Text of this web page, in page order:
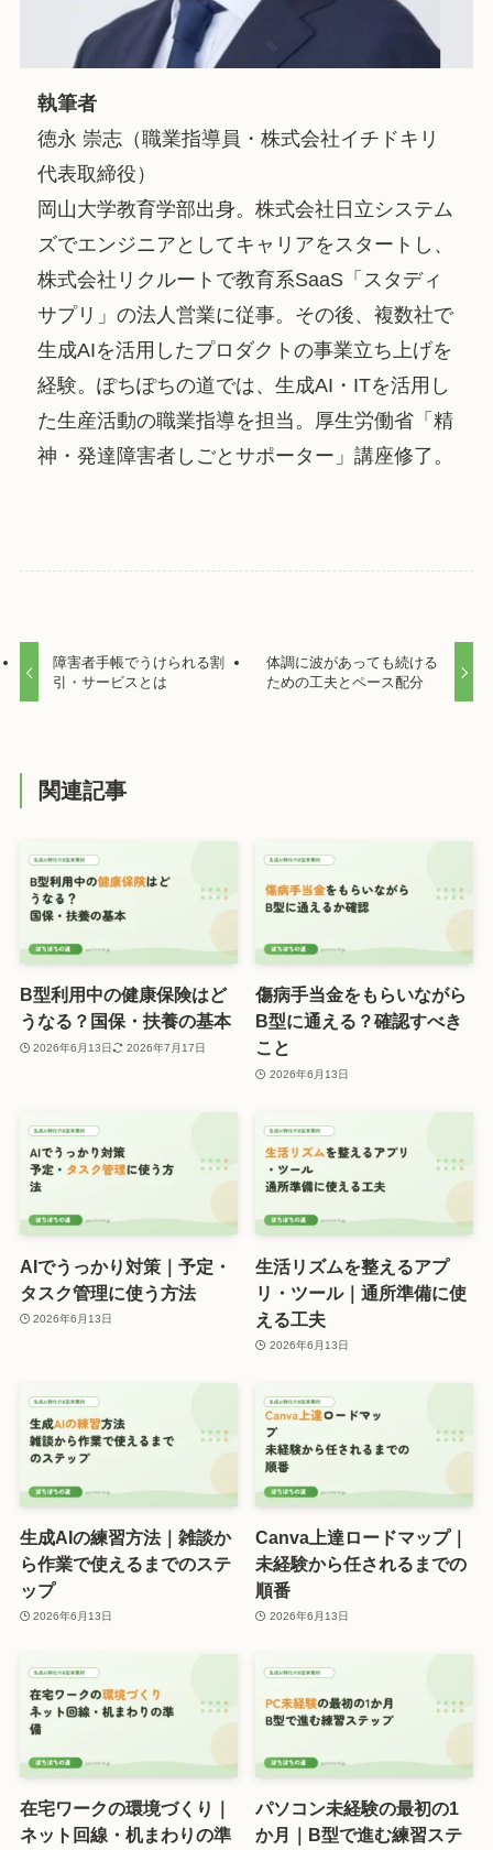
執筆者
徳永 崇志（職業指導員・株式会社イチドキリ
代表取締役）
岡山大学教育学部出身。株式会社日立システム
ズでエンジニアとしてキャリアをスタートし、
株式会社リクルートで教育系SaaS「スタディ
サプリ」の法人営業に従事。その後、複数社で
生成AIを活用したプロダクトの事業立ち上げを
経験。ぽちぽちの道では、生成AI・ITを活用し
た生産活動の職業指導を担当。厚生労働省「精
神・発達障害者しごとサポーター」講座修了。
障害者手帳でうけられる割
引・サービスとは
体調に波があっても続ける
ための工夫とペース配分
関連記事
B型利用中の健康保険はど
うなる？国保・扶養の基本
2026年6月13日 2026年7月17日
傷病手当金をもらいながら
B型に通える？確認すべき
こと
2026年6月13日
AIでうっかり対策｜予定・
タスク管理に使う方法
2026年6月13日
生活リズムを整えるアプ
リ・ツール｜通所準備に使
える工夫
2026年6月13日
生成AIの練習方法｜雑談か
ら作業で使えるまでのステ
ップ
2026年6月13日
Canva上達ロードマップ｜
未経験から任されるまでの
順番
2026年6月13日
在宅ワークの環境づくり｜
ネット回線・机まわりの準
パソコン未経験の最初の1
か月｜B型で進む練習ステ